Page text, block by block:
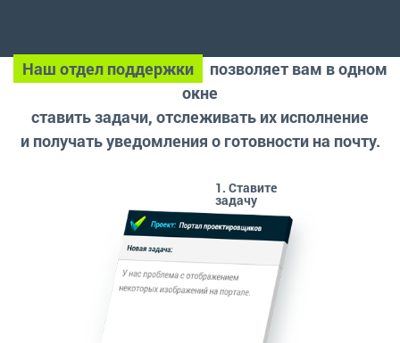
Наш отдел поддержки
позволяет вам в одном
окне
ставить задачи, отслеживать их исполнение
и получать уведомления о готовности на почту.
1. Ставите
задачу